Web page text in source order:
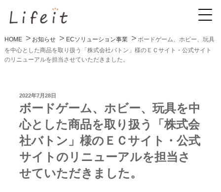
HOME お知らせ ECソリューション事業
ボードゲーム、ホビー、玩具
を中心とした商品を取り扱う「株式会社バトン」様のＥＣサイト・公式サイト
のリニューアルを担当させていただきました。
投
日:
2022年7月28日
ボードゲーム、ホビー、玩具を中
心とした商品を取り扱う「株式会
社バトン」様のＥＣサイト・公式
サイトのリニューアルを担当さ
せていただきました。